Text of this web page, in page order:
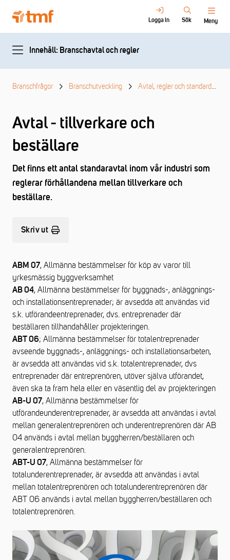
Logga in Sök Meny
Innehåll: Branschavtal och regler
Branschfrågor Branschutveckling Avtal, regler och standarder
Avtal - tillverkare och
beställare
Det finns ett antal standaravtal inom vår industri som
reglerar förhållandena mellan tillverkare och
beställare.
Skriv ut
ABM 07, Allmänna bestämmelser för köp av varor till
yrkesmässig byggverksamhet
AB 04, Allmänna bestämmelser för byggnads-, anläggnings-
och installationsentreprenader; är avsedda att användas vid
s.k. utförandeentreprenader, dvs. entreprenader där
beställaren tillhandahåller projekteringen.
ABT 06; Allmänna bestämmelser för totalentreprenader
avseende byggnads-, anläggnings- och installationsarbeten,
är avsedda att användas vid s.k. totalentreprenader, dvs
entreprenader där entreprenören, utöver själva utförandet,
även ska ta fram hela eller en väsentlig del av projekteringen
AB-U 07, Allmänna bestämmelser för
utförandeunderentreprenader, är avsedda att användas i avtal
mellan generalentreprenören och underentreprenören där AB
04 används i avtal mellan byggherren/beställaren och
generalentreprenören.
ABT-U 07, Allmänna bestämmelser för
totalunderentreprenader, är avsedda att användas i avtal
mellan totalentreprenören och totalunderentreprenören där
ABT 06 används i avtal mellan byggherren/beställaren och
totalentreprenören.